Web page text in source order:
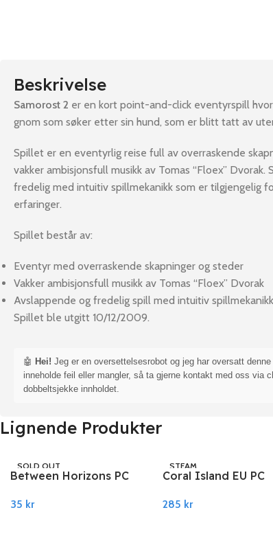
Beskrivelse
Samorost 2 er en kort point-and-click eventyrspill
gnom som søker etter sin hund, som er blitt tatt av
Spillet er en eventyrlig reise full av overraskende
vakker ambisjonsfull musikk av Tomas “Floex”
fredelig med intuitiv spillmekanikk som er tilgjengelig
erfaringer.
Spillet består av:
Eventyr med overraskende skapninger og steder
Vakker ambisjonsfull musikk av Tomas “Floex” Dvorak
Avslappende og fredelig spill med intuitiv spillmekanikk
Spillet ble utgitt 10/12/2009.
🤖 Hei! Jeg er en oversettelsesrobot og jeg har oversatt
inneholde feil eller mangler, så ta gjerne kontakt med oss via
dobbeltsjekke innholdet.
Lignende Produkter
SOLD OUT
STEAM
Between Horizons PC
35 kr
STEAM
Coral Island EU PC
285 kr